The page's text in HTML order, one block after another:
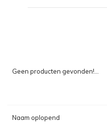
Geen producten gevonden!...
Naam oplopend